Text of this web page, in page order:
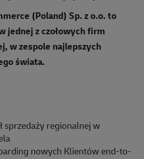
(Poland) Sp. z o.o. to
jednej z czołowych firm
w zespole najlepszych
świata.
sprzedaży regionalnej w
nowych Klientów end-to-